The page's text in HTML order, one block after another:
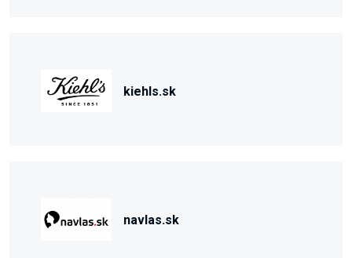
kiehls.sk
navlas.sk